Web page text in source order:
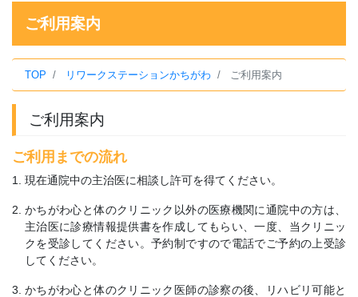
ご利用案内
TOP リワークステーションかちがわ ご利用案内
ご利用案内
ご利用までの流れ
現在通院中の主治医に相談し許可を得てください。
かちがわ心と体のクリニック以外の医療機関に通院中の方は、
主治医に診療情報提供書を作成してもらい、一度、当クリニッ
クを受診してください。予約制ですので電話でご予約の上受診
してください。
かちがわ心と体のクリニック医師の診察の後、リハビリ可能と